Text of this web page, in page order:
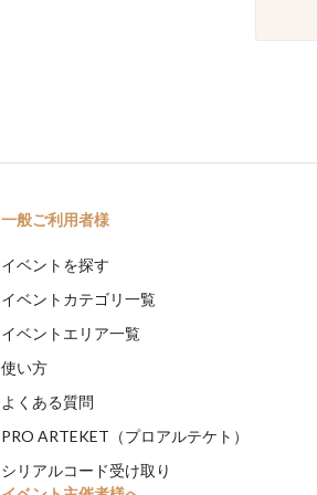
一般ご利用者様
イベントを探す
イベントカテゴリ一覧
イベントエリア一覧
使い方
よくある質問
PRO ARTEKET（プロアルテケト）
シリアルコード受け取り